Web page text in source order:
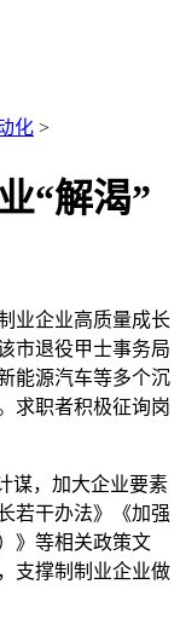
化 >
“解渴”
企业高质量成长
市退役甲士事务局
能源汽车等多个沉
求职者积极征询岗
，加大企业要素
若干办法》《加强
》等相关政策文
支撑制制业企业做